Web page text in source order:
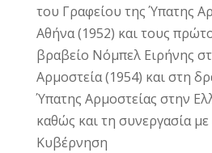
του Γραφείου της Ύπατης
Αθήνα (1952) και τους
βραβείο Νόμπελ Ειρήνης
Αρμοστεία (1954) και στη
Ύπατης Αρμοστείας στην
καθώς και τη συνεργασία
Κυβέρνηση